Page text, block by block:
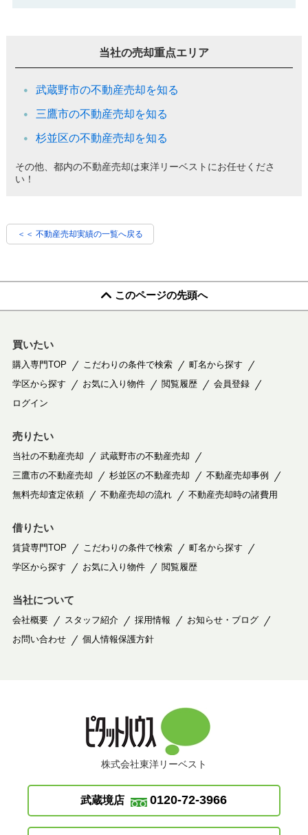
当社の売却重点エリア
武蔵野市の不動産売却を知る
三鷹市の不動産売却を知る
杉並区の不動産売却を知る
その他、都内の不動産売却は東洋リーベストにお任せくださ
い！
＜＜ 不動産売却実績の一覧へ戻る
このページの先頭へ
買いたい
購入専門TOP こだわりの条件で検索
町名から探す
学区から探す
お気に入り物件 閲覧履歴
会員登録
ログイン
売りたい
当社の不動産売却
武蔵野市の不動産売却
三鷹市の不動産売却
杉並区の不動産売却
不動産売却事例
無料売却査定依頼
不動産売却の流れ 不動産売却時の諸費用
借りたい
賃貸専門TOP こだわりの条件で検索
町名から探す
学区から探す
お気に入り物件 閲覧履歴
当社について
会社概要 スタッフ紹介 採用情報
お知らせ・ブログ
お問い合わせ
個人情報保護方針
株式会社東洋リーベスト
武蔵境店 0120-72-3966